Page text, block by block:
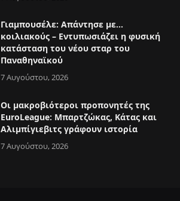
Γιαμπουσέλε: Απάντησε με…
κοιλιακούς – Εντυπωσιάζει η φυσική
κατάσταση του νέου σταρ του
Παναθηναϊκού
7 Αυγούστου, 2026
Οι μακροβιότεροι προπονητές της
EuroLeague: Μπαρτζώκας, Κάτας και
Αλιμπίγιεβιτς γράφουν ιστορία
7 Αυγούστου, 2026